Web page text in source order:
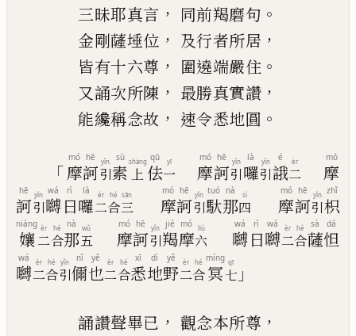
三昧耶真言 ， 同前羯磨句 。
金剛薩埵位 ， 及行者所居 ，
皆有十六尊 ， 圍遶端嚴住 。
又誦次所陳 ， 最勝真實讚 ，
能纔稱念故 ， 速令悉地圓 。
「摩
mó
訶
hē
引
yǐn
素
sù
上
shàng
佉
qū
一
yī
摩
mó
訶
hē
引
yǐn
囉
là
引
yǐn
誐
é
二
èr
摩
mó
訶
hē
引
yǐn
嚩
wá
日
rì
囉
là
二
èr
合
hé
三
sān
摩
mó
訶
hē
引
yǐn
馱
tuó
那
nà
四
sì
摩
mó
訶
hē
引
yǐn
枳
zhǐ
孃
niáng
二
èr
合
hé
那
nà
五
wǔ
摩
mó
訶
hē
引
yǐn
羯
jié
摩
mó
六
liù
嚩
wá
日
rì
嚩
wá
二
èr
合
hé
薩
sà
怛
dá
嚩
wá
二
èr
合
hé
引
yǐn
儞
nǐ
也
yě
二
èr
合
hé
悉
xī
地
dì
野
yě
二
èr
合
hé
冥
míng
七
qī 」
誦讚聲畢已 ， 觀念本所尊 ，